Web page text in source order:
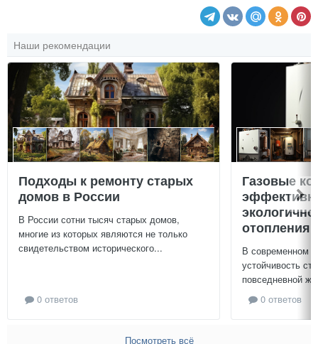
Наши рекомендации
Подходы к ремонту старых
домов в России
В России сотни тысяч старых домов,
многие из которых являются не только
свидетельством исторического...
0 ответов
Газовые
отопления
В современном
устойчивость
повседневной
0 ответов
Посмотреть всё